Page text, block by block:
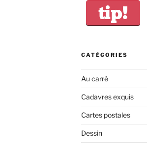
tip!
CATÉGORIES
Au carré
Cadavres exquis
Cartes postales
Dessin